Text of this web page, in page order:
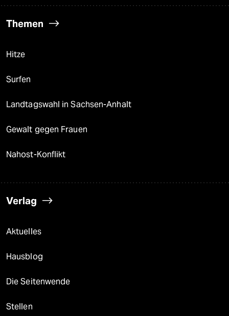
Themen
Hitze
Surfen
Landtagswahl in Sachsen-Anhalt
Gewalt gegen Frauen
Nahost-Konflikt
Verlag
Aktuelles
Hausblog
Die Seitenwende
Stellen